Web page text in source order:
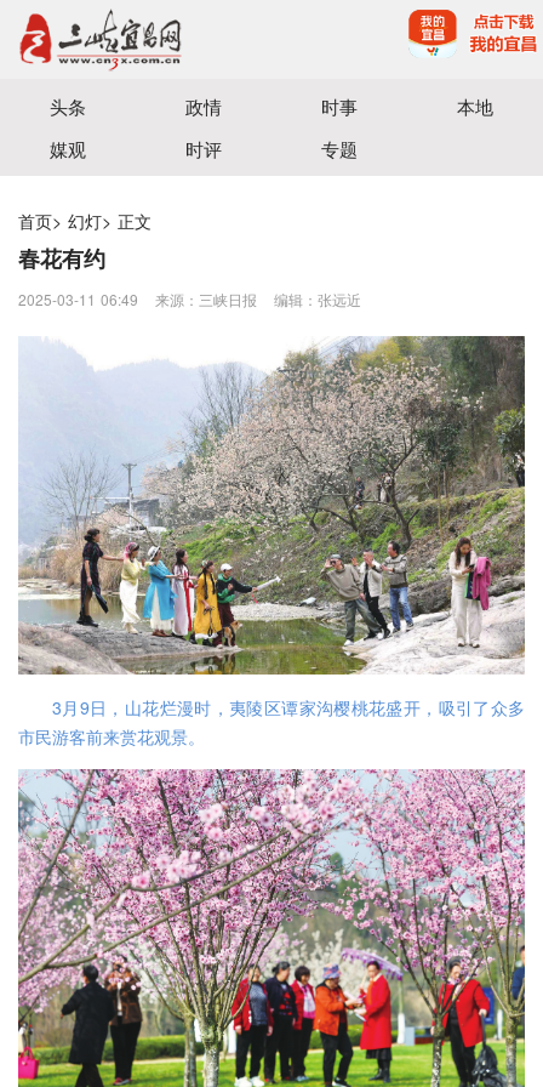
宜昌三峡融媒体中心主办
头条 政情 时事
本地
媒观
时评 专题
首页> 幻灯> 正文
春花有约
2025-03-11 06:49 来源：三峡日报 编辑：张远近
3月9日，山花烂漫时，夷陵区谭家沟樱桃花盛开，吸引了众多
市民游客前来赏花观景。